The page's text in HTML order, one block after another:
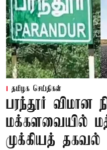
தமிழக செய்திகள்
பரந்தூர் விமான
மக்களவையில்
முக்கியத் தகவல்